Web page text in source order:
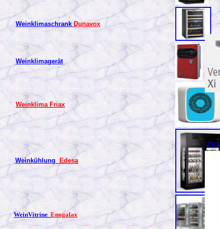
WeinklimaschrankDunavox
Weinklimagerät
Weinklima Friax
WeinkühlungEdesa
WeinVitrineEnogalax